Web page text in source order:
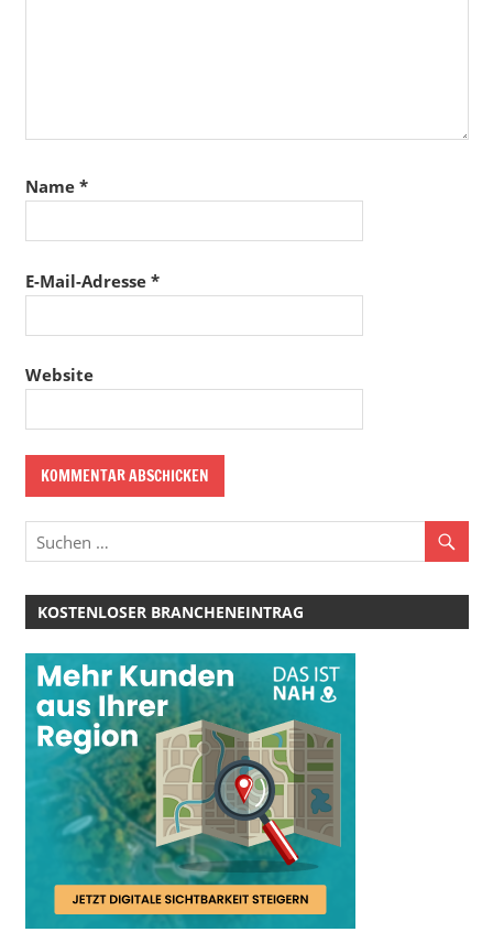
Name *
E-Mail-Adresse *
Website
KOSTENLOSER BRANCHENEINTRAG